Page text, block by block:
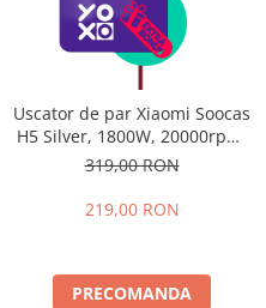
Uscator de par Xiaomi Soocas
H5 Silver, 1800W, 20000rpm,
Anionic, Aliaj aluminiu, Izolare
319,00 RON
219,00 RON
PRECOMANDA